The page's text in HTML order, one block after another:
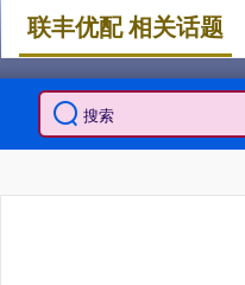
联丰优配 相关话题